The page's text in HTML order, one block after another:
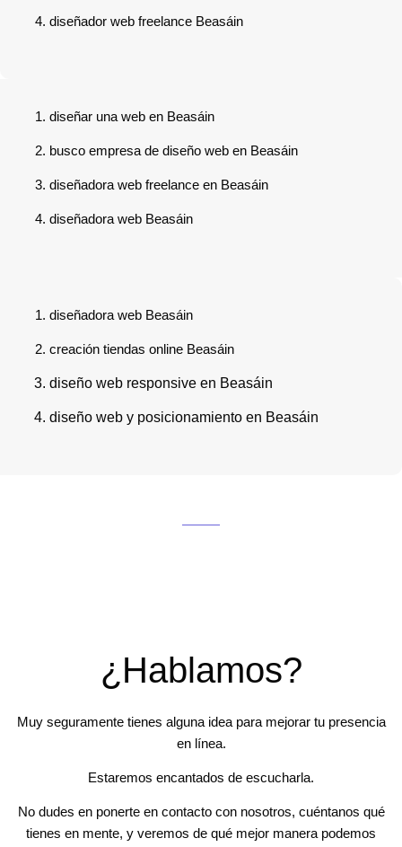
diseñador web freelance Beasáin
diseñar una web en Beasáin
busco empresa de diseño web en Beasáin
diseñadora web freelance en Beasáin
diseñadora web Beasáin
diseñadora web Beasáin
creación tiendas online Beasáin
diseño web responsive en Beasáin
diseño web y posicionamiento en Beasáin
¿Hablamos?
Muy seguramente tienes alguna idea para mejorar tu presencia
en línea.
Estaremos encantados de escucharla.
No dudes en ponerte en contacto con nosotros, cuéntanos qué
tienes en mente, y veremos de qué mejor manera podemos